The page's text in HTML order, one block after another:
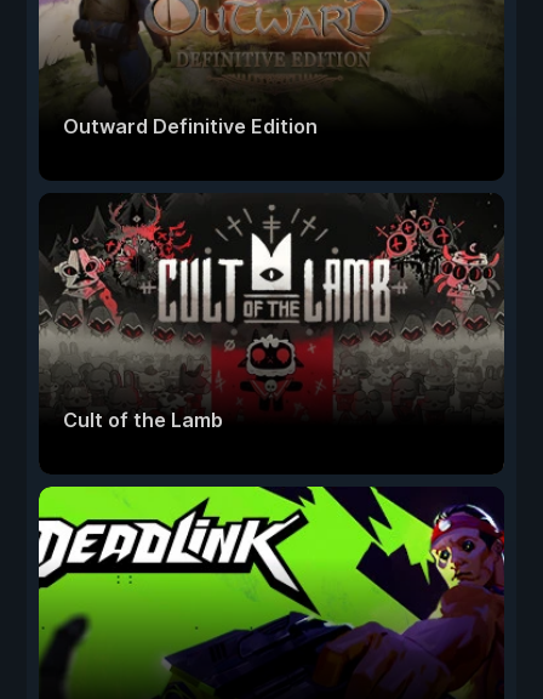
Outward Definitive Edition
Cult of the Lamb